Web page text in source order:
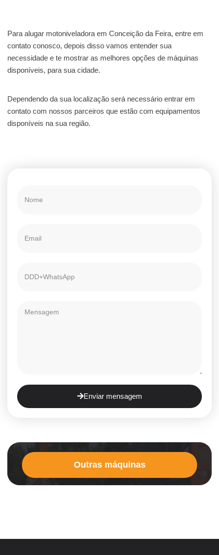
Para alugar motoniveladora em Conceição da Feira, entre em
contato conosco, depois disso vamos entender sua
necessidade e te mostrar as melhores opções de máquinas
disponíveis, para sua cidade.
Dependendo da sua localização será necessário entrar em
contato com nossos parceiros que estão com equipamentos
disponíveis na sua região.
Enviar mensagem
Outras máquinas